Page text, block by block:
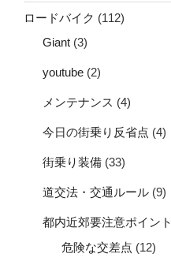
ロードバイク (112)
Giant (3)
youtube (2)
メンテナンス (4)
今日の街乗り反省点 (4)
街乗り装備 (33)
道交法・交通ルール (9)
都内近郊要注意ポイント
危険な交差点 (12)